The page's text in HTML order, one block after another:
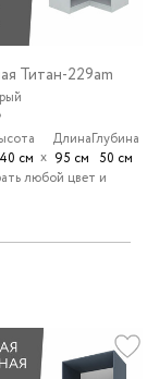
Титан-229am
см х
Длина
95 см
Глубина
50 см
любой цвет и